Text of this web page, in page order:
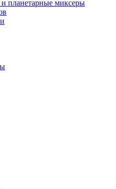
планетарные миксеры